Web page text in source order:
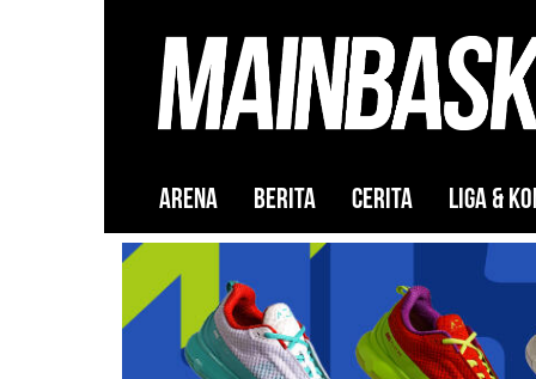
ARENA BERITA CERITA LIGA &